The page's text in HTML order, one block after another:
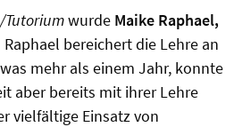
Tutoriumwurde Maike Raphael,
bereichert die Lehre an
mehr als einem Jahr, konnte
aber bereits mit ihrer Lehre
vielfältige Einsatz von